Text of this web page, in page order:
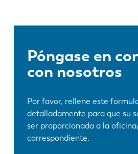
Póngase en
con nosotros
Por favor, rellene este
detalladamente para que su
ser proporcionada a la
correspondiente.